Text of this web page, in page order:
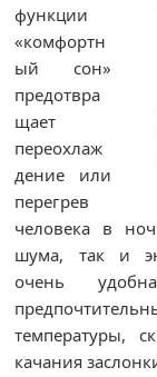
функции
«комфортн
ый сон»
предотвра
щает
переохлаж
дение или
перегрев
человека в
шума, так и
очень
температуры,
качания